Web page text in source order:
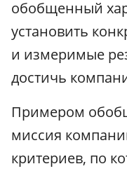
обобщенный
установить
и измеримые
достичь
Примером
миссия
критериев, по